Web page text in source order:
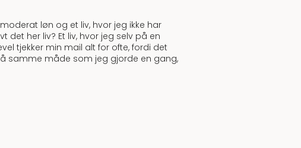
løn og et liv, hvor jeg ikke har
her liv? Et liv, hvor jeg selv på en
tjekker min mail alt for ofte, fordi det
samme måde som jeg gjorde en gang,